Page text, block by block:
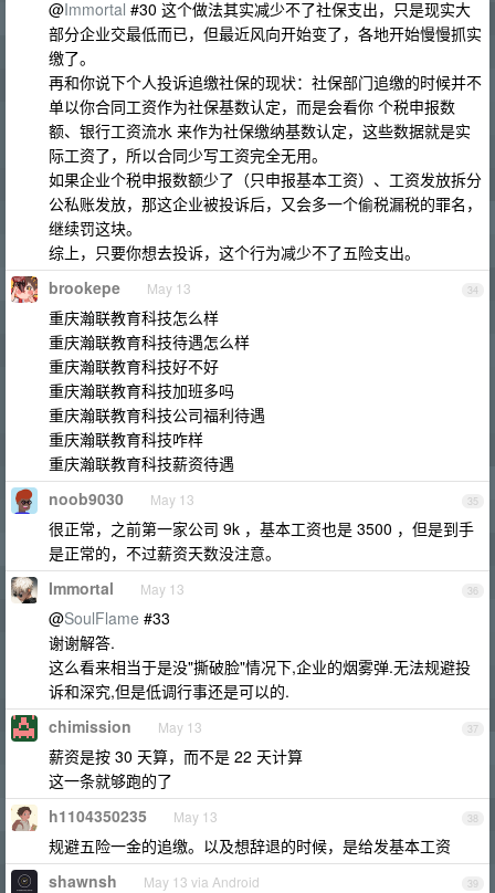
@Immortal #30 这个做法其实减少不了社保支出，只是现实大
部分企业交最低而已，但最近风向开始变了，各地开始慢慢抓实
缴了。
再和你说下个人投诉追缴社保的现状：社保部门追缴的时候并不
单以你合同工资作为社保基数认定，而是会看你 个税申报数
额、银行工资流水 来作为社保缴纳基数认定，这些数据就是实
际工资了，所以合同少写工资完全无用。
如果企业个税申报数额少了（只申报基本工资）、工资发放拆分
公私账发放，那这企业被投诉后，又会多一个偷税漏税的罪名，
继续罚这块。
综上，只要你想去投诉，这个行为减少不了五险支出。
34
brookepe May 13
重庆瀚联教育科技怎么样
重庆瀚联教育科技待遇怎么样
重庆瀚联教育科技好不好
重庆瀚联教育科技加班多吗
重庆瀚联教育科技公司福利待遇
重庆瀚联教育科技咋样
重庆瀚联教育科技薪资待遇
35
noob9030 May 13
很正常，之前第一家公司 9k ，基本工资也是 3500 ，但是到手
是正常的，不过薪资天数没注意。
36
Immortal May 13
@SoulFlame #33
谢谢解答.
这么看来相当于是没"撕破脸"情况下,企业的烟雾弹.无法规避投
诉和深究,但是低调行事还是可以的.
37
chimission May 13
薪资是按 30 天算，而不是 22 天计算
这一条就够跑的了
38
h1104350235 May 13
规避五险一金的追缴。以及想辞退的时候，是给发基本工资
39
shawnsh May 13 via Android